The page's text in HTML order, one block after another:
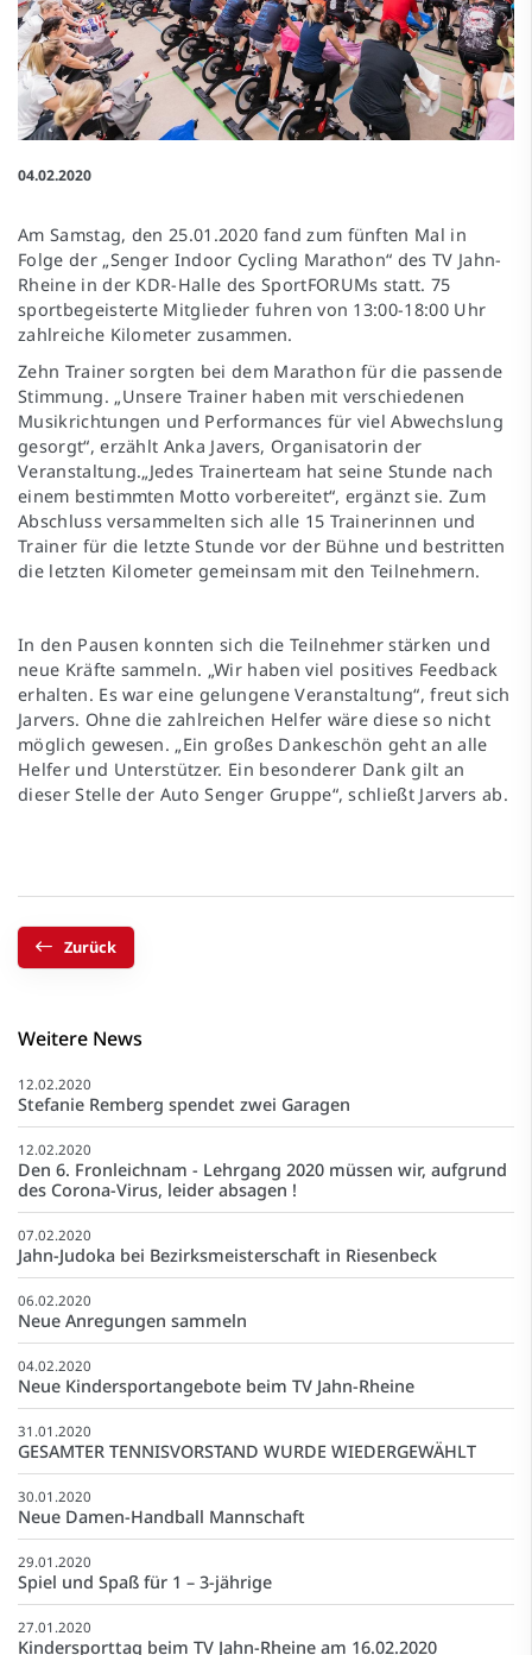
04.02.2020
Am Samstag, den 25.01.2020 fand zum fünften Mal in
Folge der „Senger Indoor Cycling Marathon“ des TV Jahn-
Rheine in der KDR-Halle des SportFORUMs statt. 75
sportbegeisterte Mitglieder fuhren von 13:00-18:00 Uhr
zahlreiche Kilometer zusammen.
Zehn Trainer sorgten bei dem Marathon für die passende
Stimmung. „Unsere Trainer haben mit verschiedenen
Musikrichtungen und Performances für viel Abwechslung
gesorgt“, erzählt Anka Javers, Organisatorin der
Veranstaltung.„Jedes Trainerteam hat seine Stunde nach
einem bestimmten Motto vorbereitet“, ergänzt sie. Zum
Abschluss versammelten sich alle 15 Trainerinnen und
Trainer für die letzte Stunde vor der Bühne und bestritten
die letzten Kilometer gemeinsam mit den Teilnehmern.
In den Pausen konnten sich die Teilnehmer stärken und
neue Kräfte sammeln. „Wir haben viel positives Feedback
erhalten. Es war eine gelungene Veranstaltung“, freut sich
Jarvers. Ohne die zahlreichen Helfer wäre diese so nicht
möglich gewesen. „Ein großes Dankeschön geht an alle
Helfer und Unterstützer. Ein besonderer Dank gilt an
dieser Stelle der Auto Senger Gruppe“, schließt Jarvers ab.
Zurück
Weitere News
12.02.2020
Stefanie Remberg spendet zwei Garagen
12.02.2020
Den 6. Fronleichnam - Lehrgang 2020 müssen wir, aufgrund
des Corona-Virus, leider absagen !
07.02.2020
Jahn-Judoka bei Bezirksmeisterschaft in Riesenbeck
06.02.2020
Neue Anregungen sammeln
04.02.2020
Neue Kindersportangebote beim TV Jahn-Rheine
31.01.2020
GESAMTER TENNISVORSTAND WURDE WIEDERGEWÄHLT
30.01.2020
Neue Damen-Handball Mannschaft
29.01.2020
Spiel und Spaß für 1 – 3-jährige
27.01.2020
Kindersporttag beim TV Jahn-Rheine am 16.02.2020